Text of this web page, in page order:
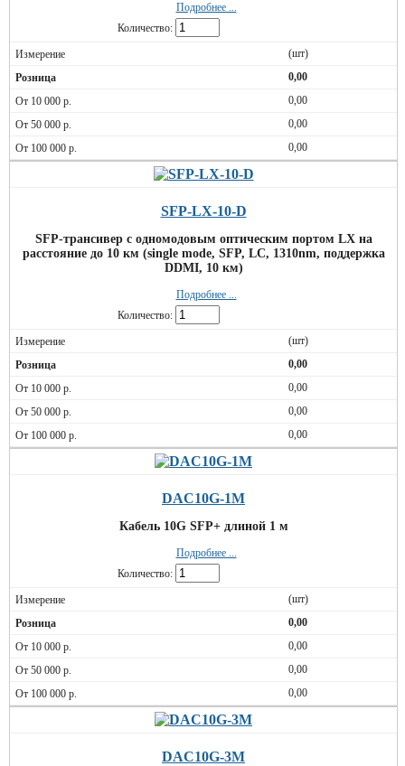
Подробнее ...
Количество:
(шт)
0,00
0,00
0,00
0,00
SFP-LX-10-D
SFP-трансивер с одномодовым оптическим портом LX на
расстояние до 10 км (single mode, SFP, LC, 1310nm, поддержка
DDMI, 10 км)
Подробнее ...
Количество:
(шт)
0,00
0,00
0,00
0,00
DAC10G-1M
Кабель 10G SFP+ длиной 1 м
Подробнее ...
Количество:
(шт)
0,00
0,00
0,00
0,00
DAC10G-3M